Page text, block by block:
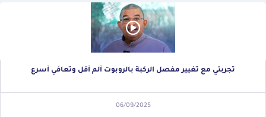
تجربتي مع تغيير مفصل الركبة بالروبوت ألم أقل وتعافي أسرع
06/09/2025